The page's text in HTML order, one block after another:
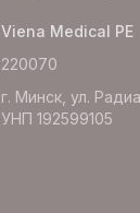
Viena Medical PE
220070
г. Минск, ул.
УНП 192599105